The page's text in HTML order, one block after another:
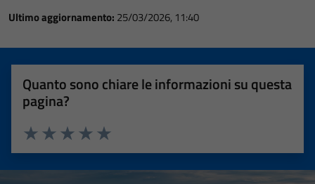
Ultimo aggiornamento: 25/03/2026, 11:40
Quanto sono chiare le informazioni su questa
pagina?
Valuta 5 stelle su 5
Valuta 4 stelle su 5
Valuta 3 stelle su 5
Valuta 2 stelle su 5
Valuta 1 stelle su 5